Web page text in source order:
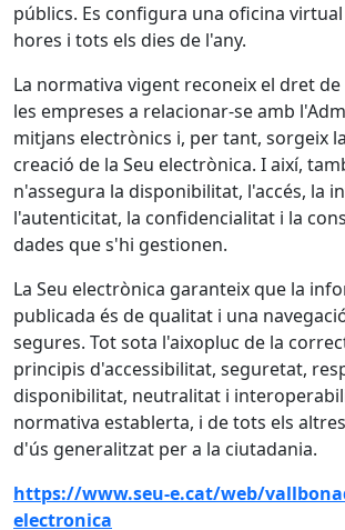
públics. Es configura una oficina
hores i tots els dies de l'any.
La normativa vigent reconeix el dret
les empreses a relacionar-se amb
mitjans electrònics i, per tant, sorgeix
creació de la Seu electrònica. I així,
n'assegura la disponibilitat, l'accés, la
l'autenticitat, la confidencialitat i la
dades que s'hi gestionen.
La Seu electrònica garanteix que la
publicada és de qualitat i una
segures. Tot sota l'aixopluc de la
principis d'accessibilitat, seguretat,
disponibilitat, neutralitat i
normativa establerta, i de tots els
d'ús generalitzat per a la ciutadania.
https://www.seu-e.cat/web/
electronica